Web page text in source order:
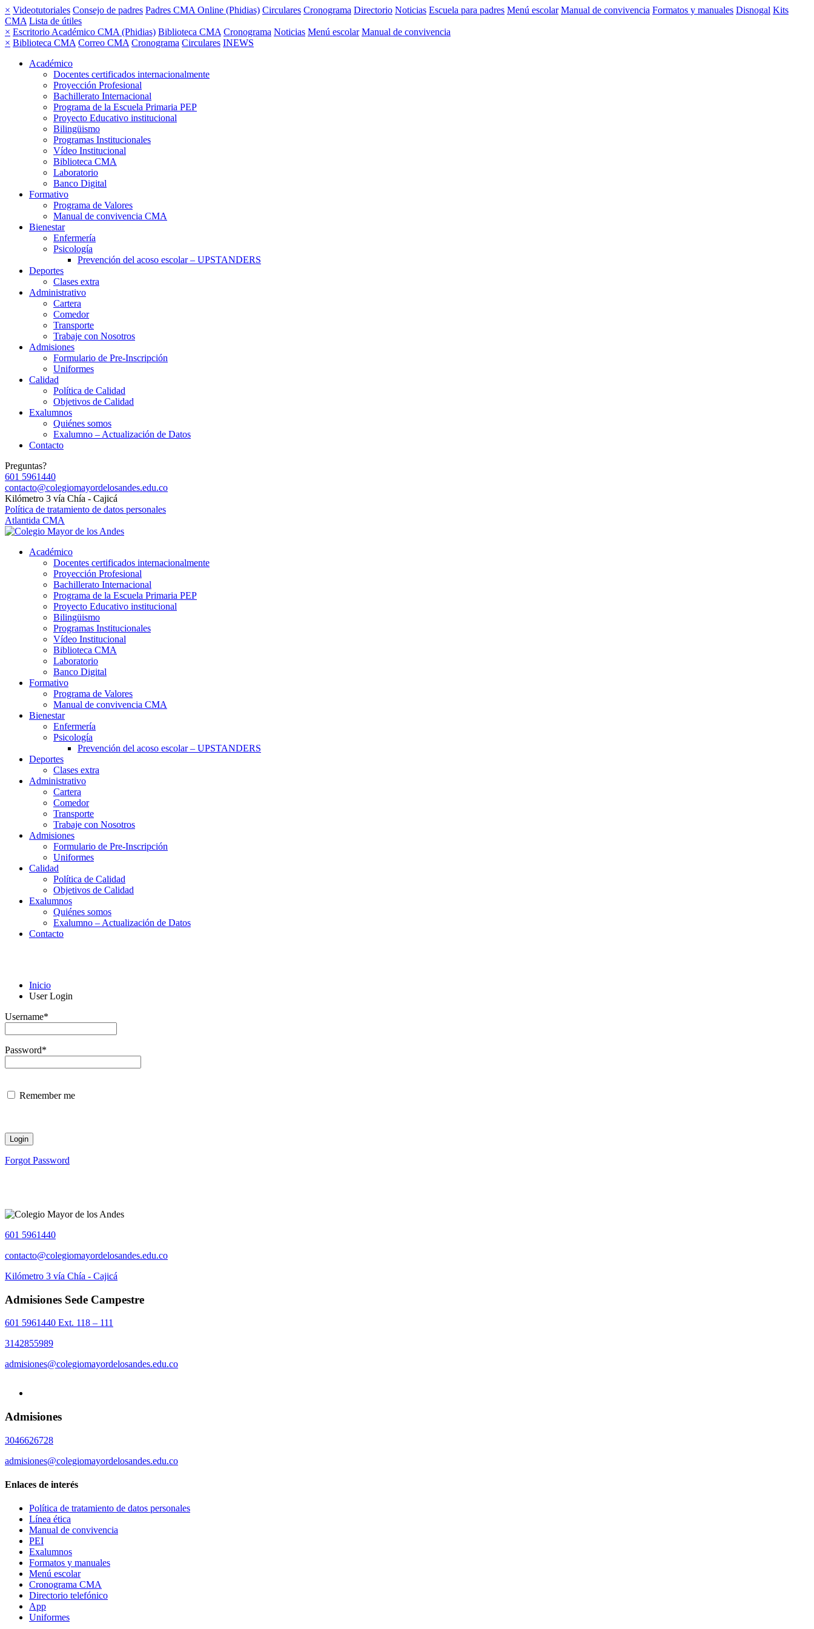
× Videotutoriales Consejo de padres Padres CMA Online (Phidias) Circulares Cronograma Directorio Noticias Escuela para padres Menú escolar Manual de convivencia Formatos y manuales Disnogal Kits
CMA Lista de útiles
× Escritorio Académico CMA (Phidias) Biblioteca CMA Cronograma Noticias Menú escolar Manual de convivencia
× Biblioteca CMA Correo CMA Cronograma Circulares INEWS
Académico
Docentes certificados internacionalmente
Proyección Profesional
Bachillerato Internacional
Programa de la Escuela Primaria PEP
Proyecto Educativo institucional
Bilingüismo
Programas Institucionales
Vídeo Institucional
Biblioteca CMA
Laboratorio
Banco Digital
Formativo
Programa de Valores
Manual de convivencia CMA
Bienestar
Enfermería
Psicología
Prevención del acoso escolar – UPSTANDERS
Deportes
Clases extra
Administrativo
Cartera
Comedor
Transporte
Trabaje con Nosotros
Admisiones
Formulario de Pre-Inscripción
Uniformes
Calidad
Política de Calidad
Objetivos de Calidad
Exalumnos
Quiénes somos
Exalumno – Actualización de Datos
Contacto
Preguntas?
601 5961440
contacto@colegiomayordelosandes.edu.co
Kilómetro 3 vía Chía - Cajicá
Política de tratamiento de datos personales
Atlantida CMA
Académico
Docentes certificados internacionalmente
Proyección Profesional
Bachillerato Internacional
Programa de la Escuela Primaria PEP
Proyecto Educativo institucional
Bilingüismo
Programas Institucionales
Vídeo Institucional
Biblioteca CMA
Laboratorio
Banco Digital
Formativo
Programa de Valores
Manual de convivencia CMA
Bienestar
Enfermería
Psicología
Prevención del acoso escolar – UPSTANDERS
Deportes
Clases extra
Administrativo
Cartera
Comedor
Transporte
Trabaje con Nosotros
Admisiones
Formulario de Pre-Inscripción
Uniformes
Calidad
Política de Calidad
Objetivos de Calidad
Exalumnos
Quiénes somos
Exalumno – Actualización de Datos
Contacto
Inicio
User Login
Username*
Password*
Remember me
Forgot Password
601 5961440
contacto@colegiomayordelosandes.edu.co
Kilómetro 3 vía Chía - Cajicá
Admisiones Sede Campestre
601 5961440 Ext. 118 – 111
3142855989
admisiones@colegiomayordelosandes.edu.co
Admisiones
3046626728
admisiones@colegiomayordelosandes.edu.co
Enlaces de interés
Política de tratamiento de datos personales
Línea ética
Manual de convivencia
PEI
Exalumnos
Formatos y manuales
Menú escolar
Cronograma CMA
Directorio telefónico
App
Uniformes